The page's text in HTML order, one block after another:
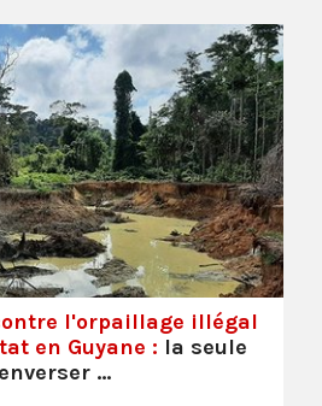
l'orpaillage illégal
en Guyane : la seule
…